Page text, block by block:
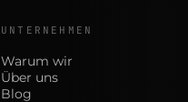
UNTERNEHMEN
Warum wir
Über uns
Blog